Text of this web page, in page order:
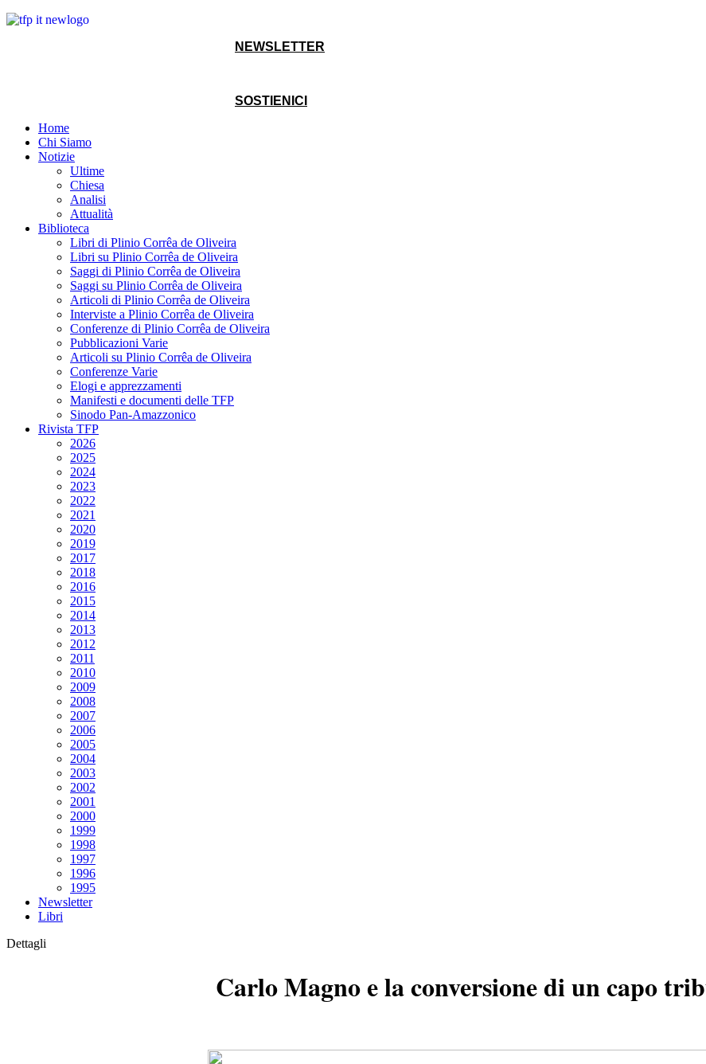
NEWSLETTER
SOSTIENICI
Home
Chi Siamo
Notizie
Ultime
Chiesa
Analisi
Attualità
Biblioteca
Libri di Plinio Corrêa de Oliveira
Libri su Plinio Corrêa de Oliveira
Saggi di Plinio Corrêa de Oliveira
Saggi su Plinio Corrêa de Oliveira
Articoli di Plinio Corrêa de Oliveira
Interviste a Plinio Corrêa de Oliveira
Conferenze di Plinio Corrêa de Oliveira
Pubblicazioni Varie
Articoli su Plinio Corrêa de Oliveira
Conferenze Varie
Elogi e apprezzamenti
Manifesti e documenti delle TFP
Sinodo Pan-Amazzonico
Rivista TFP
2026
2025
2024
2023
2022
2021
2020
2019
2017
2018
2016
2015
2014
2013
2012
2011
2010
2009
2008
2007
2006
2005
2004
2003
2002
2001
2000
1999
1998
1997
1996
1995
Newsletter
Libri
Dettagli
Carlo Magno e la conversione di un capo